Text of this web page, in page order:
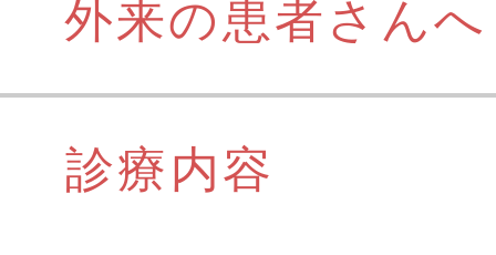
外来の患者さんへ
診療内容